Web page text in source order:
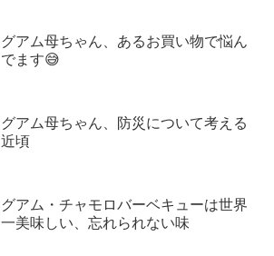
グアム母ちゃん、あるお買い物で悩ん
でます😅
グアム母ちゃん、防災について考える
近頃
グアム・チャモロバーベキューは世界
一美味しい、忘れられない味